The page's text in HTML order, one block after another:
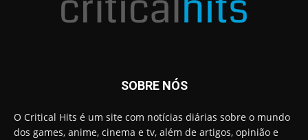
SOBRE NÓS
O Critical Hits é um site com notícias diárias sobre o mundo
dos games, anime, cinema e tv, além de artigos, opinião e